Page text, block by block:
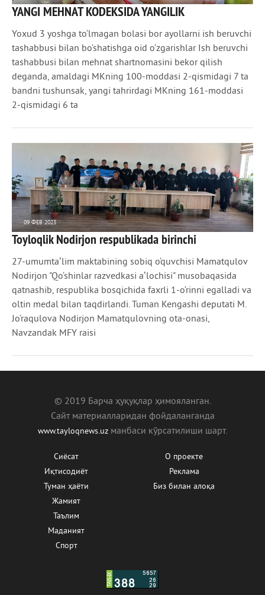
1 123 0
YANGI MEHNAT KODEKSIDA YANGILIK
Yoxud 3 yoshga to‘lmagan bolasi bor ayollarni ish beruvchi
tashabbusi bilan bo‘shatishga oid o‘zgarishlar Ish beruvchi
tashabbusi bilan mehnat shartnomasini bekor qilish
deganda, amaldagi MKning 100-moddasi 2-qismidagi 7 ta
bandni tushunsak, yangi tahrirdagi MKning 161-moddasi
2-qismidagi 6 ta
09 ФЕВ 2023
657 0
Toyloqlik Nodirjon respublikada birinchi
27-umumtaʼlim maktabining sobiq o‘quvchisi Mamatqulov
Nodirjon "Qo‘shinlar razvedkasi aʼlochisi" musobaqasida
qatnashib, respublika bosqichida faxrli 1-o‘rinni egalladi va
oltin medal bilan taqdirlandi. Tuman Kengashi deputati M.
Jo‘raqulova Nodirjon Mamatqulovning ota-onasi,
Navzandak MFY raisi
© 2019 Барча ҳуқуқлар ҳимояланган.
Сайт материалларидан фойдаланганда
www.tayloqnews.uz манбаcи кўрсатилиши шарт.
Сиёсат
Иқтисодиёт
Туман ҳаёти
Жамият
Таълим
Маданият
Спорт
О проекте
Реклама
Биз билан алоқа